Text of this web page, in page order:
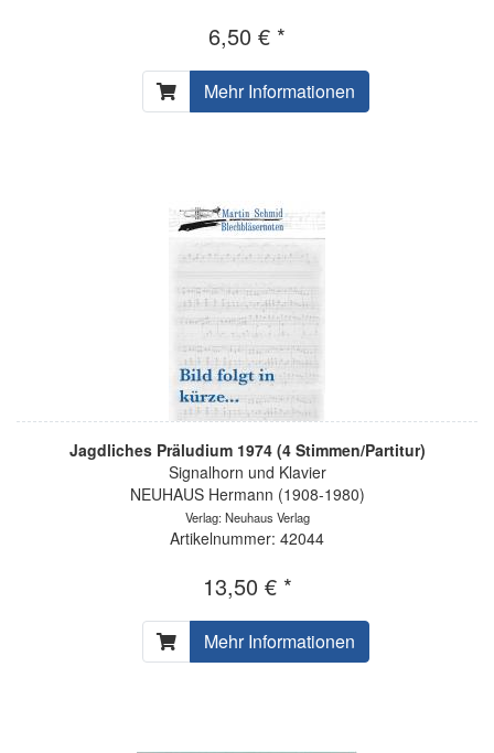
6,50 € *
Mehr Informationen
Jagdliches Präludium 1974 (4 Stimmen/Partitur)
Signalhorn und Klavier
NEUHAUS Hermann (1908-1980)
Verlag: Neuhaus Verlag
Artikelnummer: 42044
13,50 € *
Mehr Informationen